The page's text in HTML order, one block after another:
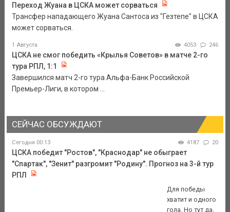
Переход Жуана в ЦСКА может сорваться
Трансфер нападающего Жуана Сантоса из "Гезтепе" в ЦСКА
может сорваться.
1 Августа 4053 246
ЦСКА не смог победить «Крылья Советов» в матче 2-го
тура РПЛ, 1:1
Завершился матч 2-го тура Альфа-Банк Российской
Премьер-Лиги, в котором ...
СЕЙЧАС ОБСУЖДАЮТ
Сегодня 00:13 4187 20
ЦСКА победит "Ростов", "Краснодар" не обыграет
"Спартак", "Зенит" разгромит "Родину". Прогноз на 3-й тур
РПЛ
Для победы
хватит и одного
гола. Но тут да,